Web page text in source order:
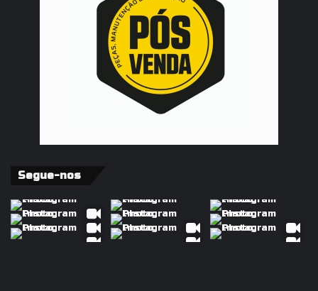
Segue-nos